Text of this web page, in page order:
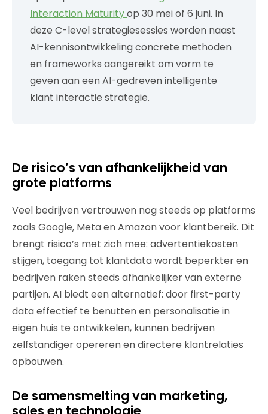
Interaction Maturityop 30 mei of 6 juni. In
deze C-level strategiesessies worden naast
AI-kennisontwikkeling concrete methoden
en frameworks aangereikt om vorm te
geven aan een AI-gedreven intelligente
klant interactie strategie.
De risico’s van afhankelijkheid van
grote platforms
Veel bedrijven vertrouwen nog steeds op platforms
zoals Google, Meta en Amazon voor klantbereik. Dit
brengt risico’s met zich mee: advertentiekosten
stijgen, toegang tot klantdata wordt beperkter en
bedrijven raken steeds afhankelijker van externe
partijen. AI biedt een alternatief: door first-party
data effectief te benutten en personalisatie in
eigen huis te ontwikkelen, kunnen bedrijven
zelfstandiger opereren en directere klantrelaties
opbouwen.
De samensmelting van marketing,
sales en technologie